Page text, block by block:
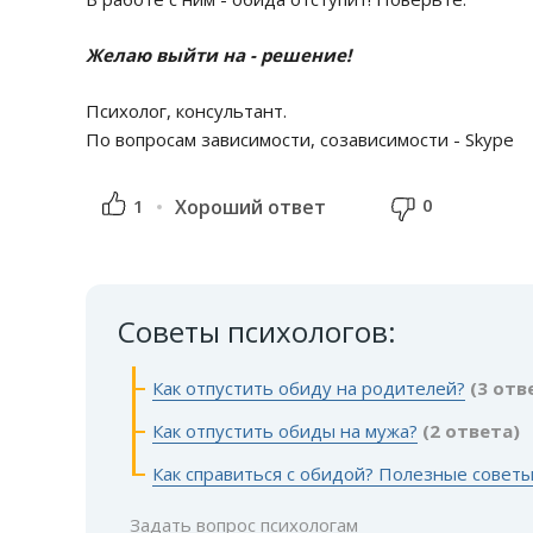
Желаю выйти на - решение!
Психолог, консультант.
По вопросам зависимости, созависимости - Skype
1 Хороший ответ 0
Советы психологов:
Как отпустить обиду на родителей? (3
Как отпустить обиды на мужа? (2 ответа)
Как справиться с обидой? Полезные советы
Задать вопрос психологам